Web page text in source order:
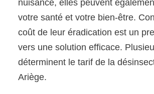
nuisance, elles peuvent
votre santé et votre bien-être.
coût de leur éradication est un
vers une solution efficace.
déterminent le tarif de la
Ariège.